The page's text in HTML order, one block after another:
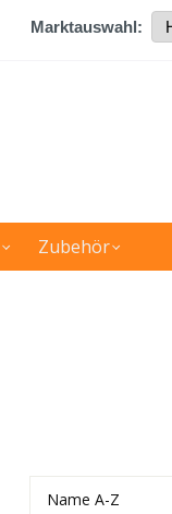
Marktauswahl:
Zubehör